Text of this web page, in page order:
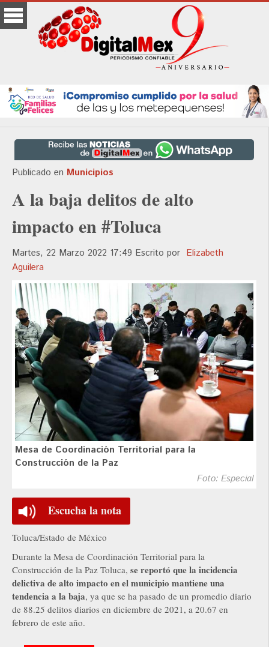
Publicado en Municipios
A la baja delitos de alto
impacto en #Toluca
Martes, 22 Marzo 2022 17:49 Escrito por Elizabeth
Aguilera
Mesa de Coordinación Territorial para la
Construcción de la Paz
Foto: Especial
Escucha la nota
Toluca/Estado de México
Durante la Mesa de Coordinación Territorial para la
Construcción de la Paz Toluca, se reportó que la incidencia
delictiva de alto impacto en el municipio mantiene una
tendencia a la baja, ya que se ha pasado de un promedio diario
de 88.25 delitos diarios en diciembre de 2021, a 20.67 en
febrero de este año.